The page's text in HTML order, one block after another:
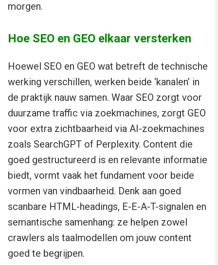
morgen.
Hoe SEO en GEO elkaar versterken
Hoewel SEO en GEO wat betreft de technische
werking verschillen, werken beide ‘kanalen’ in
de praktijk nauw samen. Waar SEO zorgt voor
duurzame traffic via zoekmachines, zorgt GEO
voor extra zichtbaarheid via AI-zoekmachines
zoals SearchGPT of Perplexity. Content die
goed gestructureerd is en relevante informatie
biedt, vormt vaak het fundament voor beide
vormen van vindbaarheid. Denk aan goed
scanbare HTML-headings, E-E-A-T-signalen en
semantische samenhang: ze helpen zowel
crawlers als taalmodellen om jouw content
goed te begrijpen.